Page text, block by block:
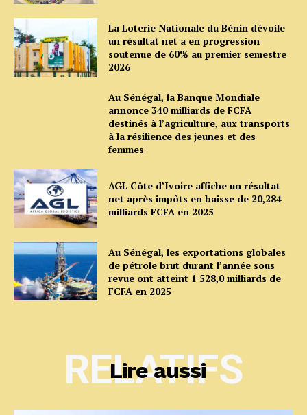
La Loterie Nationale du Bénin dévoile
un résultat net a en progression
soutenue de 60% au premier semestre
2026
Au Sénégal, la Banque Mondiale
annonce 340 milliards de FCFA
destinés à l’agriculture, aux transports
à la résilience des jeunes et des
femmes
AGL Côte d’Ivoire affiche un résultat
net après impôts en baisse de 20,284
milliards FCFA en 2025
Au Sénégal, les exportations globales
de pétrole brut durant l’année sous
revue ont atteint 1 528,0 milliards de
FCFA en 2025
Lire aussi
RELATIFS